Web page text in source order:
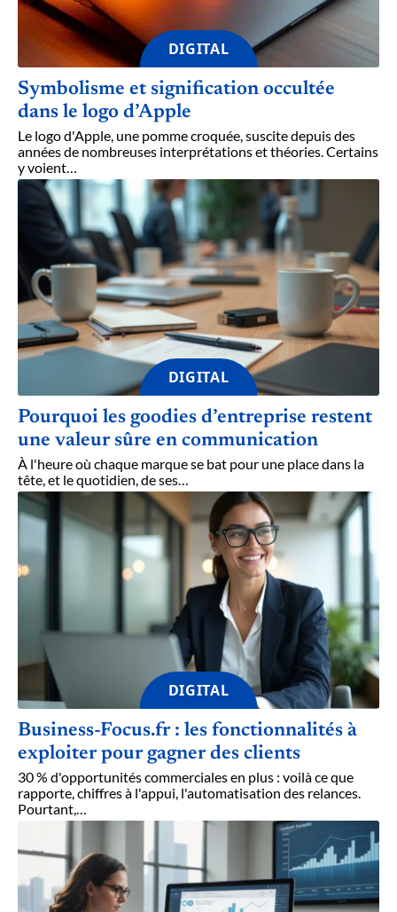
DIGITAL
Symbolisme et signification occultée
dans le logo d’Apple
Le logo d'Apple, une pomme croquée, suscite depuis des
années de nombreuses interprétations et théories. Certains
y voient
DIGITAL
Pourquoi les goodies d’entreprise restent
une valeur sûre en communication
À l'heure où chaque marque se bat pour une place dans la
tête, et le quotidien, de ses…
DIGITAL
Business-Focus.fr : les fonctionnalités à
exploiter pour gagner des clients
30 % d'opportunités commerciales en plus : voilà ce que
rapporte, chiffres à l'appui, l'automatisation des relances.
Pourtant,…